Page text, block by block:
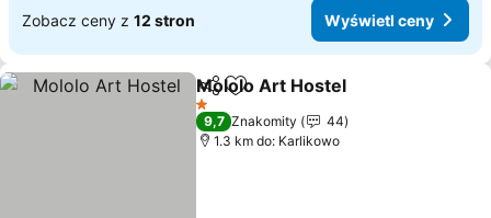
Zobacz ceny z 12 stron Wyświetl ceny
Udostępnij
Dodaj do ulubionych
Mololo Art Hostel
1 Kategoria
9,7 Znakomity
44
1.3 km do: Karlikowo